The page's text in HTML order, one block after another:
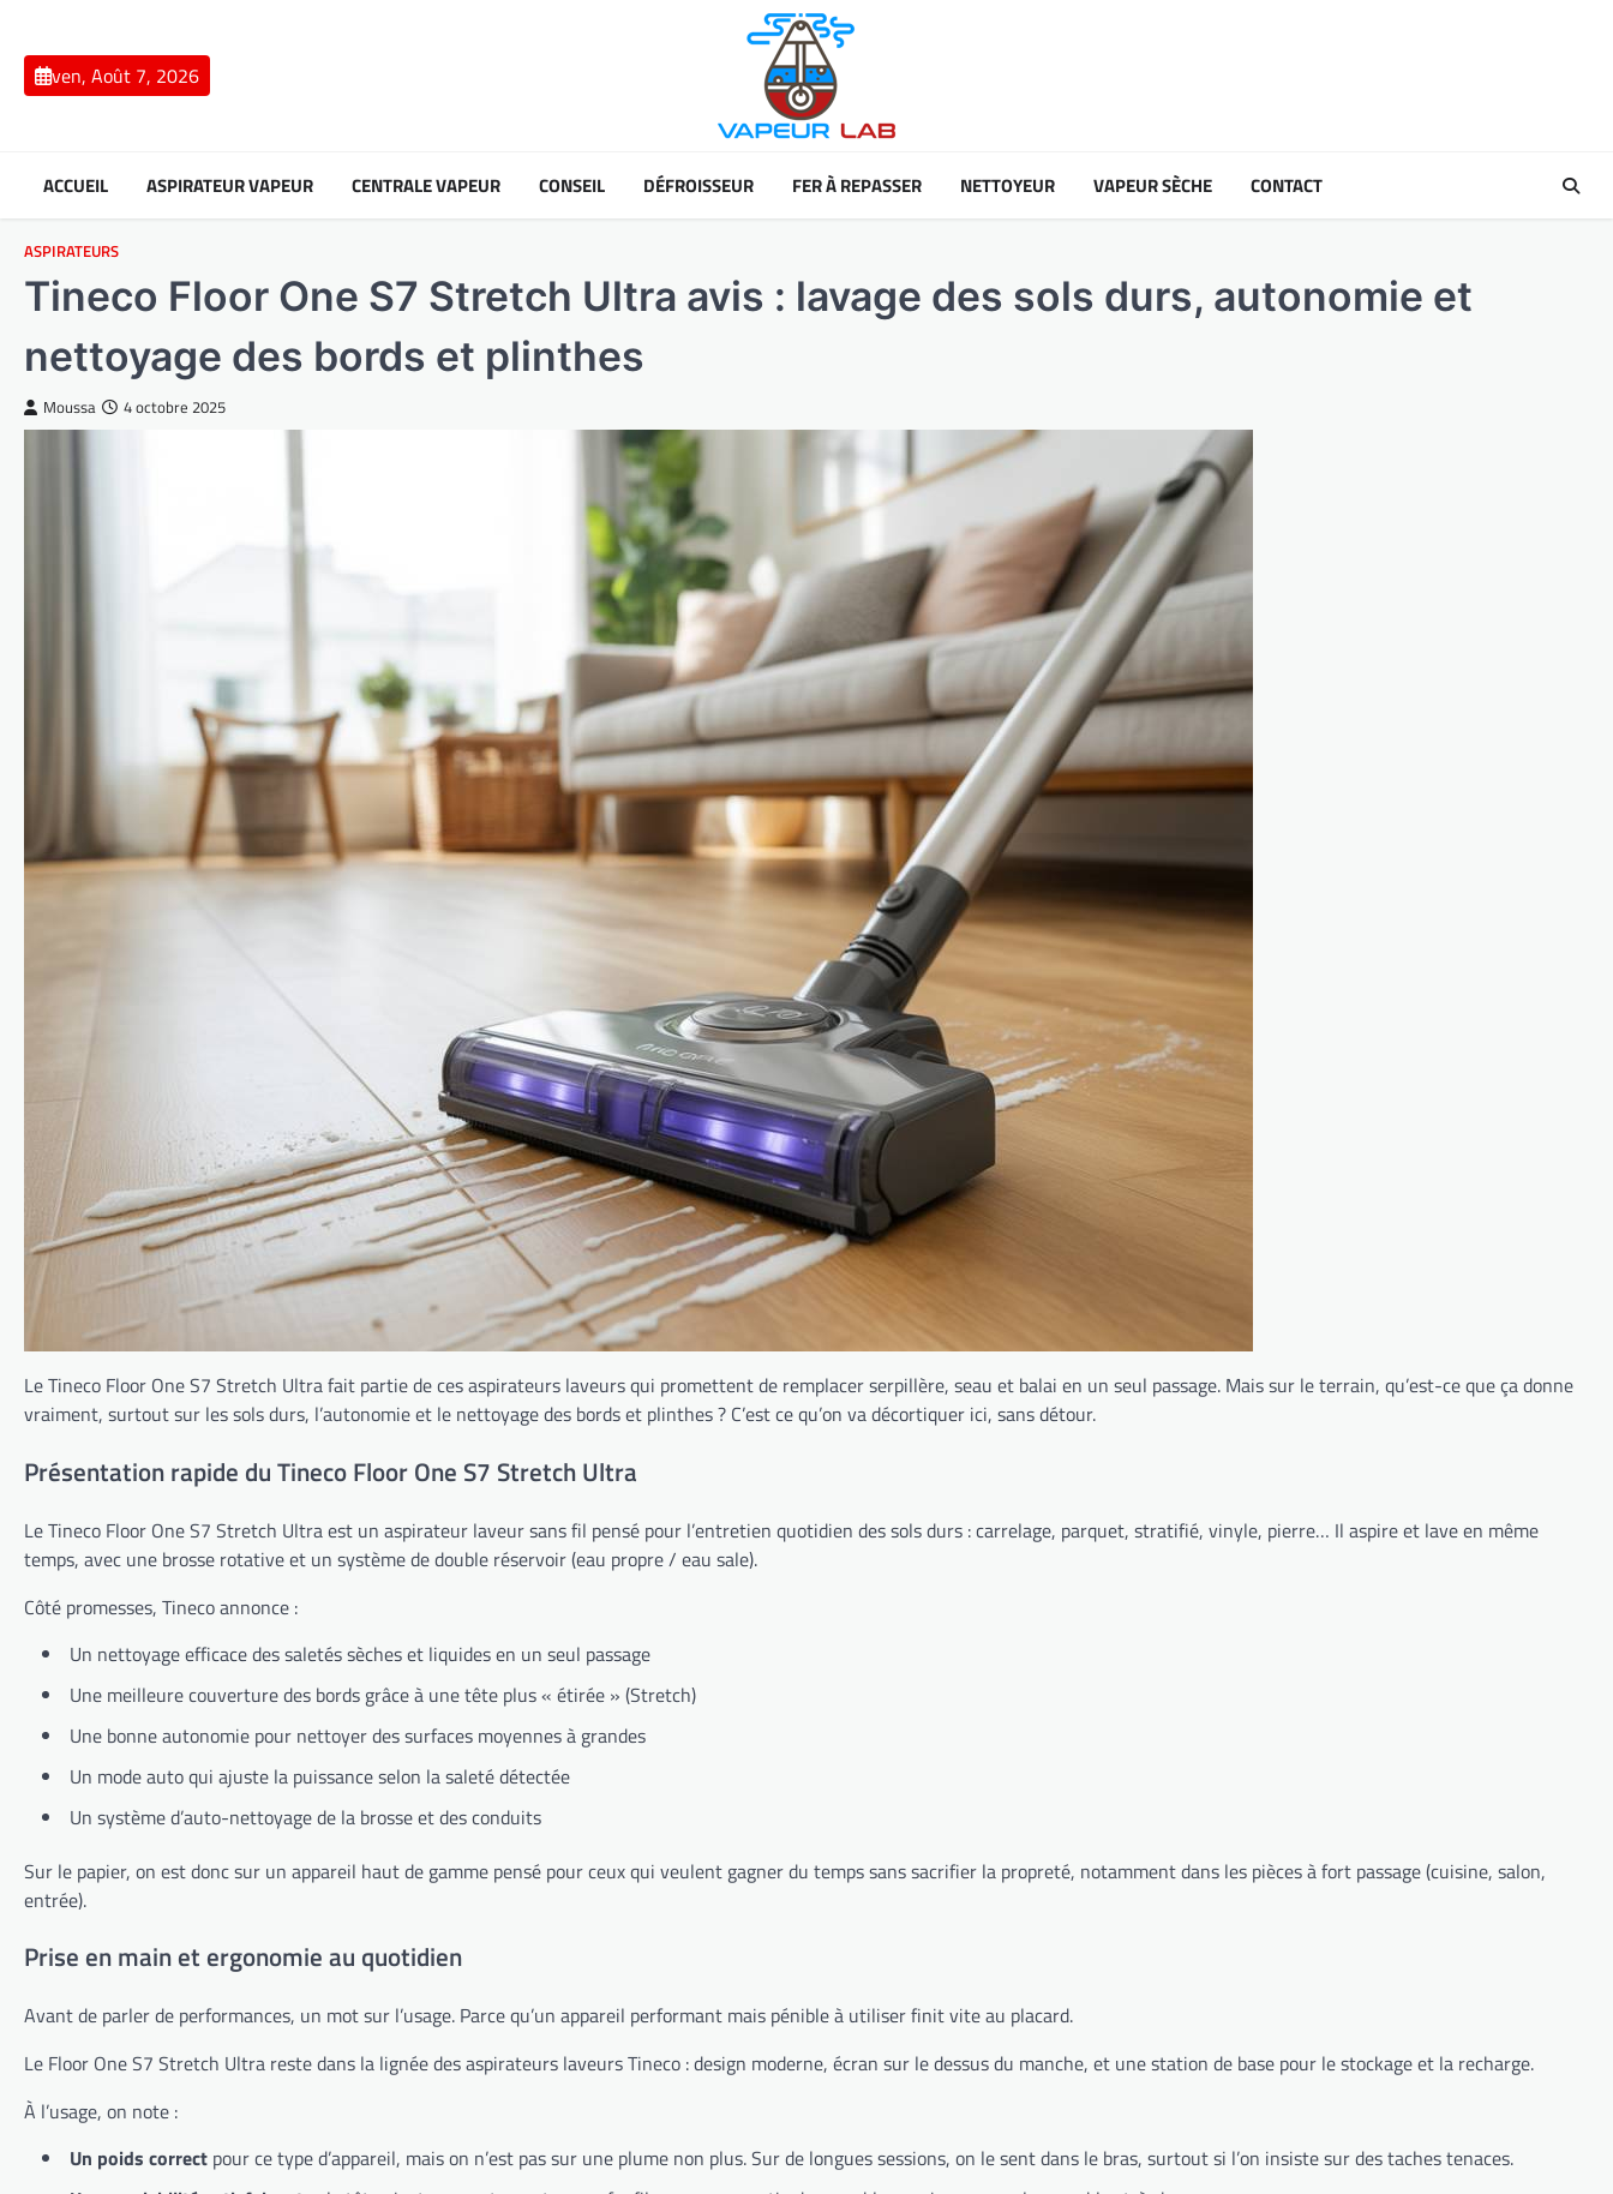
contentven, Août 7, 2026
ACCUEIL ASPIRATEUR VAPEUR CENTRALE VAPEUR CONSEIL DÉFROISSEUR FER À REPASSER NETTOYEUR VAPEUR SÈCHE CONTACT
ASPIRATEURS
Tineco Floor One S7 Stretch Ultra avis : lavage des sols durs, autonomie et
nettoyage des bords et plinthes
Moussa 4 octobre 2025
Le Tineco Floor One S7 Stretch Ultra fait partie de ces aspirateurs laveurs qui promettent de remplacer serpillère, seau et balai en un seul passage. Mais sur le terrain, qu’est-ce que ça donne
vraiment, surtout sur les sols durs, l’autonomie et le nettoyage des bords et plinthes ? C’est ce qu’on va décortiquer ici, sans détour.
Présentation rapide du Tineco Floor One S7 Stretch Ultra
Le Tineco Floor One S7 Stretch Ultra est un aspirateur laveur sans fil pensé pour l’entretien quotidien des sols durs : carrelage, parquet, stratifié, vinyle, pierre… Il aspire et lave en même
temps, avec une brosse rotative et un système de double réservoir (eau propre / eau sale).
Côté promesses, Tineco annonce :
Un nettoyage efficace des saletés sèches et liquides en un seul passage
Une meilleure couverture des bords grâce à une tête plus « étirée » (Stretch)
Une bonne autonomie pour nettoyer des surfaces moyennes à grandes
Un mode auto qui ajuste la puissance selon la saleté détectée
Un système d’auto-nettoyage de la brosse et des conduits
Sur le papier, on est donc sur un appareil haut de gamme pensé pour ceux qui veulent gagner du temps sans sacrifier la propreté, notamment dans les pièces à fort passage (cuisine, salon,
entrée).
Prise en main et ergonomie au quotidien
Avant de parler de performances, un mot sur l’usage. Parce qu’un appareil performant mais pénible à utiliser finit vite au placard.
Le Floor One S7 Stretch Ultra reste dans la lignée des aspirateurs laveurs Tineco : design moderne, écran sur le dessus du manche, et une station de base pour le stockage et la recharge.
À l’usage, on note :
Un poids correct pour ce type d’appareil, mais on n’est pas sur une plume non plus. Sur de longues sessions, on le sent dans le bras, surtout si l’on insiste sur des taches tenaces.